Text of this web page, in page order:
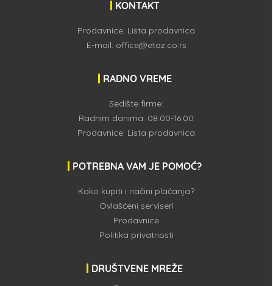
KONTAKT
Prodavnice: Lista prodavnica
E-mail: office@etaz.co.rs
RADNO VREME
Sedište firme:
Radnim danima: 08:00-16:00
Prodavnice: Lista prodavnica
POTREBNA VAM JE POMOĆ?
Kako kupiti i načini plaćanja?
Ovlašćeni serviseri
Prodavnice
Politika privatnosti
DRUŠTVENE MREŽE